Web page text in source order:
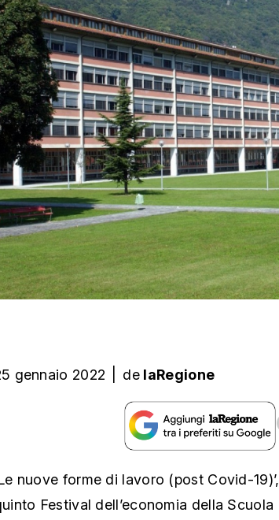
gennaio 2022 de laRegione
nuove forme di lavoro (post Covid-
Festival dell’economia della